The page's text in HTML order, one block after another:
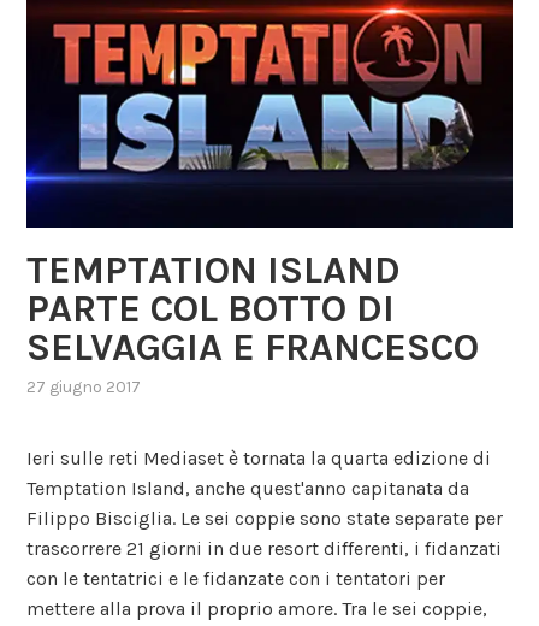
TEMPTATION ISLAND
PARTE COL BOTTO DI
SELVAGGIA E FRANCESCO
27 giugno 2017
gossip,
reality
uomini
e
donne
Ieri sulle reti Mediaset è tornata la quarta edizione di
Temptation Island, anche quest'anno capitanata da
Filippo Bisciglia. Le sei coppie sono state separate per
trascorrere 21 giorni in due resort differenti, i fidanzati
con le tentatrici e le fidanzate con i tentatori per
mettere alla prova il proprio amore. Tra le sei coppie,